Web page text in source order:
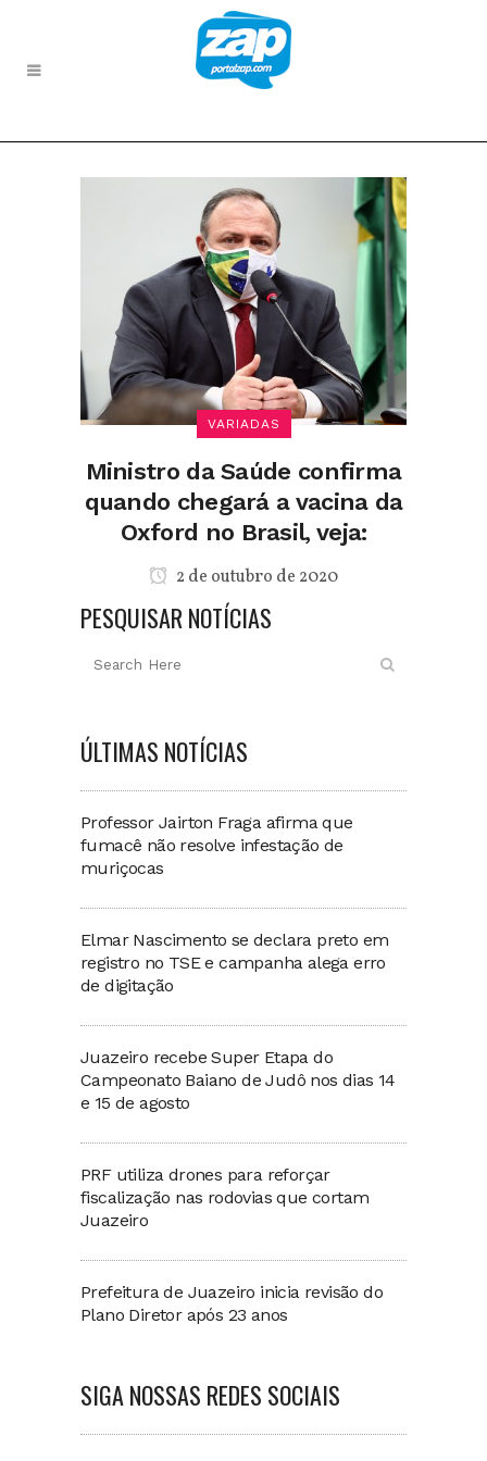
VARIADAS
Ministro da Saúde confirma
quando chegará a vacina da
Oxford no Brasil, veja:
2 de outubro de 2020
PESQUISAR NOTÍCIAS
ÚLTIMAS NOTÍCIAS
Professor Jairton Fraga afirma que
fumacê não resolve infestação de
muriçocas
Elmar Nascimento se declara preto em
registro no TSE e campanha alega erro
de digitação
Juazeiro recebe Super Etapa do
Campeonato Baiano de Judô nos dias 14
e 15 de agosto
PRF utiliza drones para reforçar
fiscalização nas rodovias que cortam
Juazeiro
Prefeitura de Juazeiro inicia revisão do
Plano Diretor após 23 anos
SIGA NOSSAS REDES SOCIAIS